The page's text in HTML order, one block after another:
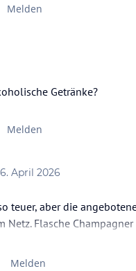
Melden
Getränke?
Melden
6. April 2026
teuer, aber die
Netz. Flasche
Melden